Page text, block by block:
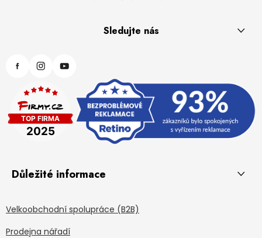
Sledujte nás
Důležité informace
Velkoobchodní spolupráce (B2B)
Prodejna nářadí